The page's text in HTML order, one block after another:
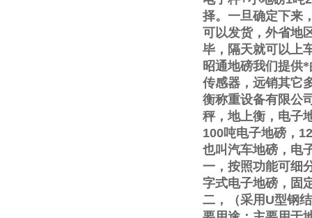
择。一旦确定下来
可以发货，外省地
毕，隔天就可以上
昭通地磅我们提供
传感器，远销其它
衡称重设备有限公
秤，地上衡，电子
100吨电子地磅，
也叫汽车地磅，电
一，按照功能可细
字式电子地磅，固
二，（采用 U型钢